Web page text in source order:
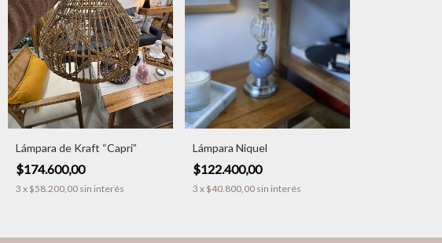
Lámpara de Kraft “Capri”
$174.600,00
3 x $58.200,00 sin interés
Lámpara Niquel
$122.400,00
3 x $40.800,00 sin interés